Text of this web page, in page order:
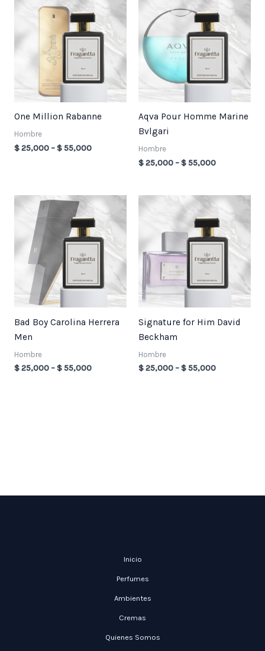
One Million Rabanne
Hombre
$25,000 –$55,000
$ 25,000
through
$ 55,000
Aqva Pour Homme Marine
Bvlgari
Hombre
$25,000 –$55,000
$ 25,000
through
$ 55,000
Bad Boy Carolina Herrera
Men
Hombre
$25,000 –$55,000
Price
$ 25,000
through
$ 55,000
Signature for Him David
Beckham
Hombre
$25,000 –$55,000
Price
$ 25,000
through
$ 55,000
Inicio
Perfumes
Ambientes
Cremas
Quienes Somos